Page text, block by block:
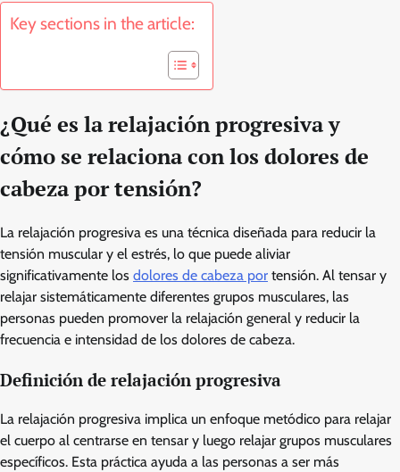
Key sections in the article:
¿Qué es la relajación progresiva y
cómo se relaciona con los dolores de
cabeza por tensión?
La relajación progresiva es una técnica diseñada para reducir la
tensión muscular y el estrés, lo que puede aliviar
significativamente los dolores de cabeza por tensión. Al tensar y
relajar sistemáticamente diferentes grupos musculares, las
personas pueden promover la relajación general y reducir la
frecuencia e intensidad de los dolores de cabeza.
Definición de relajación progresiva
La relajación progresiva implica un enfoque metódico para relajar
el cuerpo al centrarse en tensar y luego relajar grupos musculares
específicos. Esta práctica ayuda a las personas a ser más